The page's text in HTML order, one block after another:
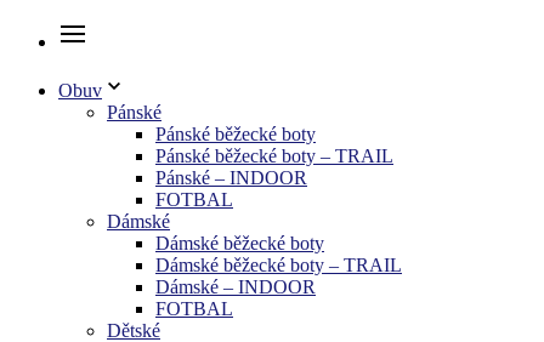
Obuv
Pánské
Pánské běžecké boty
Pánské běžecké boty – TRAIL
Pánské – INDOOR
FOTBAL
Dámské
Dámské běžecké boty
Dámské běžecké boty – TRAIL
Dámské – INDOOR
FOTBAL
Dětské